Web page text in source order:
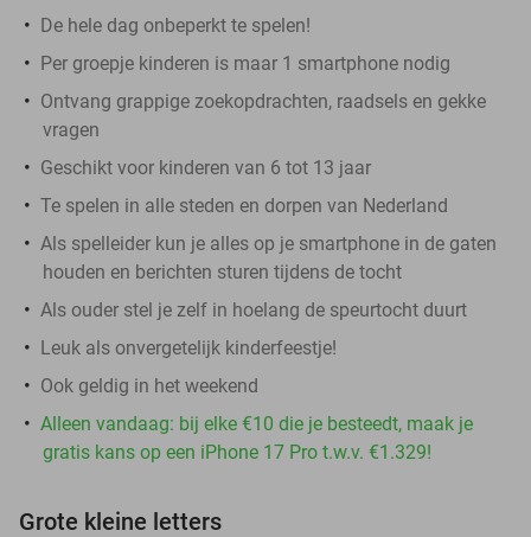
De hele dag onbeperkt te spelen!
Per groepje kinderen is maar 1 smartphone nodig
Ontvang grappige zoekopdrachten, raadsels en gekke
vragen
Geschikt voor kinderen van 6 tot 13 jaar
Te spelen in alle steden en dorpen van Nederland
Als spelleider kun je alles op je smartphone in de gaten
houden en berichten sturen tijdens de tocht
Als ouder stel je zelf in hoelang de speurtocht duurt
Leuk als onvergetelijk kinderfeestje!
Ook geldig in het weekend
Alleen vandaag: bij elke €10 die je besteedt, maak je
gratis kans op een iPhone 17 Pro t.w.v. €1.329!
Grote kleine letters